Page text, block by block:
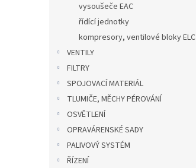
vysoušeče EAC
řídící jednotky
kompresory, ventilové bloky ELC
VENTILY
FILTRY
SPOJOVACÍ MATERIÁL
TLUMIČE, MĚCHY PÉROVÁNÍ
OSVĚTLENÍ
OPRAVÁRENSKÉ SADY
PALIVOVÝ SYSTÉM
ŘÍZENÍ